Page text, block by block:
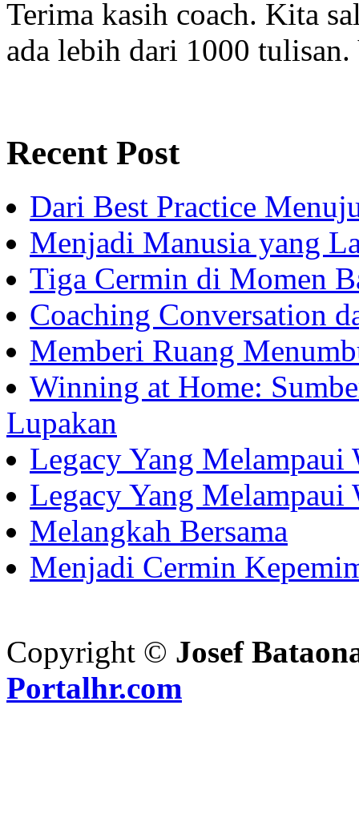
Terima kasih coach. Kita
ada lebih dari 1000 tulisan.
Recent Post
Dari Best Practice
Menjadi Manusia yang
Tiga Cermin di Momen
Coaching Conversation
Memberi Ruang
Winning at Home:
Lupakan
Legacy Yang Melampaui
Legacy Yang Melampaui
Melangkah Bersama
Menjadi Cermin
Copyright © Josef
Portalhr.com